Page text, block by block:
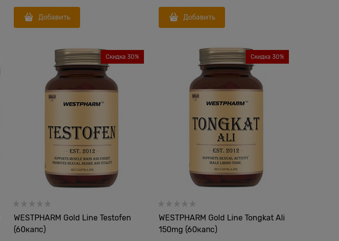
Добавить Добавить
WESTPHARM Gold Line Testofen
(60капс)
Скидка 30%
WESTPHARM Gold Line Tongkat Ali
150mg (60капс)
Скидка 30%